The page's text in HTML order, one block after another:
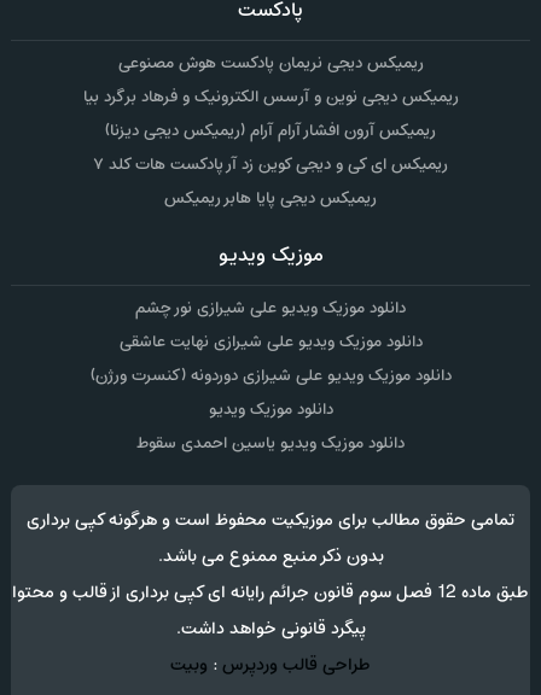
پادکست
ریمیکس دیجی نریمان پادکست هوش مصنوعی
ریمیکس دیجی نوین و آرسس الکترونیک و فرهاد برگرد بیا
ریمیکس آرون افشار آرام آرام (ریمیکس دیجی دیزنا)
ریمیکس ای کی و دیجی کوین زد آر پادکست هات کلد ۷
ریمیکس دیجی پایا هابر ریمیکس
موزیک ویدیو
دانلود موزیک ویدیو علی شیرازی نور چشم
دانلود موزیک ویدیو علی شیرازی نهایت عاشقی
دانلود موزیک ویدیو علی شیرازی دوردونه (کنسرت ورژن)
دانلود موزیک ویدیو
دانلود موزیک ویدیو یاسین احمدی سقوط
تمامی حقوق مطالب برای موزیکیت محفوظ است و هرگونه کپی برداری
بدون ذکر منبع ممنوع می باشد.
طبق ماده 12 فصل سوم قانون جرائم رایانه ای کپی برداری از قالب و محتوا
پیگرد قانونی خواهد داشت.
طراحی قالب وردپرس: وبیت